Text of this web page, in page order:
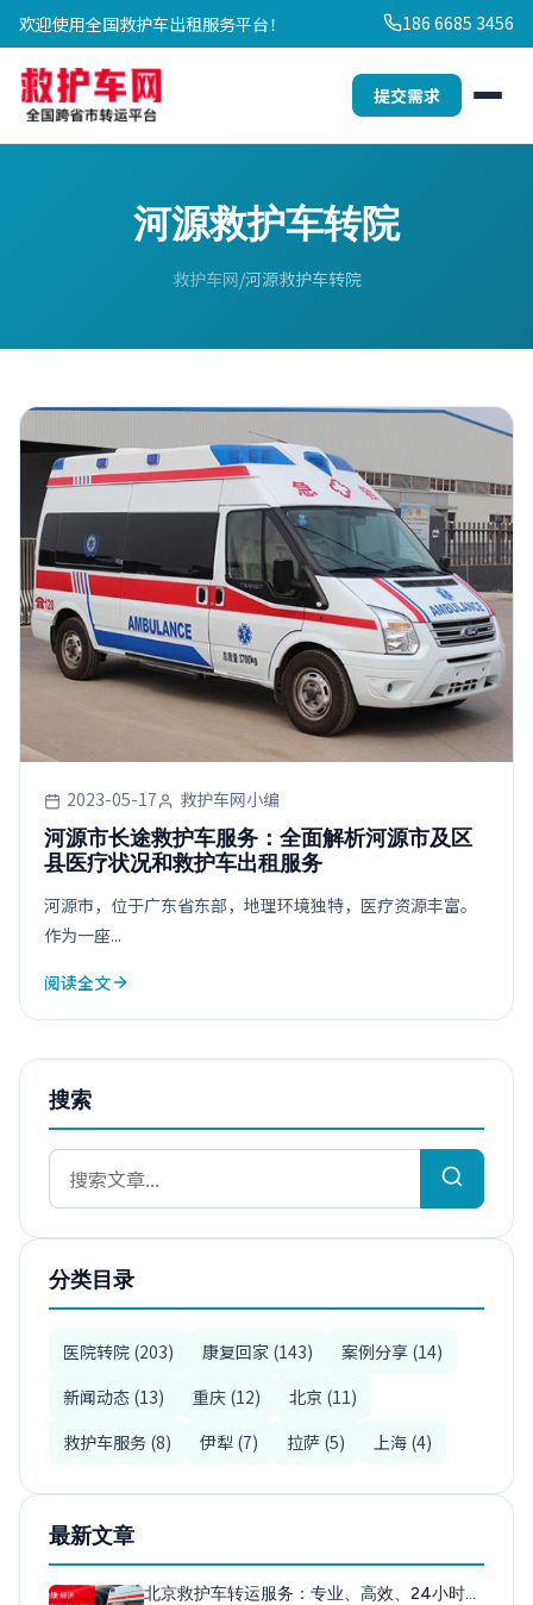
欢迎使用全国救护车出租服务平台！ 186 6685 3456
提交需求
河源救护车转院
救护车网 河源救护车转院
2023-05-17 救护车网小编
河源市长途救护车服务：全面解析河源市及区
县医疗状况和救护车出租服务
河源市，位于广东省东部，地理环境独特，医疗资源丰富。
作为一座...
阅读全文
搜索
分类目录
医院转院 (203) 康复回家 (143)
案例分享 (14)
新闻动态 (13)
重庆 (12)
北京 (11)
救护车服务 (8)
伊犁 (7) 拉萨 (5) 上海 (4)
最新文章
北京救护车转运服务：专业、高效、24小时…